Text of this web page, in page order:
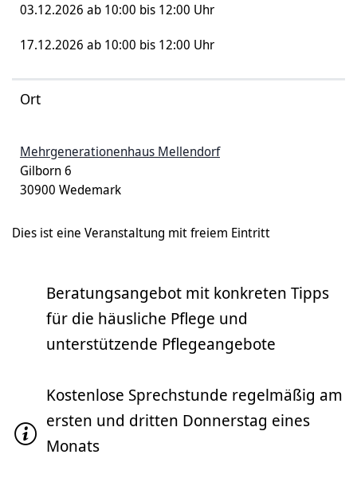
03.12.2026 ab 10:00 bis 12:00 Uhr
17.12.2026 ab 10:00 bis 12:00 Uhr
Ort
Mehrgenerationenhaus Mellendorf
Gilborn 6
30900 Wedemark
Dies ist eine Veranstaltung mit freiem Eintritt
Beratungsangebot mit konkreten Tipps
für die häusliche Pflege und
unterstützende Pflegeangebote
Kostenlose Sprechstunde regelmäßig am
ersten und dritten Donnerstag eines
Monats